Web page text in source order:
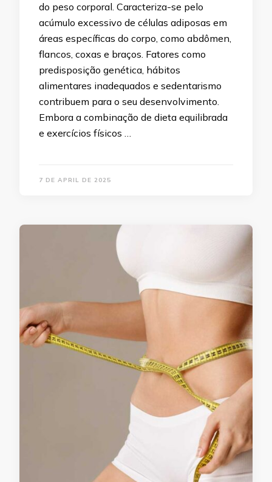
do peso corporal. Caracteriza-se pelo
acúmulo excessivo de células adiposas em
áreas específicas do corpo, como abdômen,
flancos, coxas e braços. Fatores como
predisposição genética, hábitos
alimentares inadequados e sedentarismo
contribuem para o seu desenvolvimento.
Embora a combinação de dieta equilibrada
e exercícios físicos …
7 DE APRIL DE 2025